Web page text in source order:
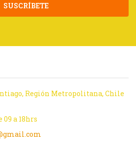
SUSCRÍBETE
Región Metropolitana, Chile
a 18hrs